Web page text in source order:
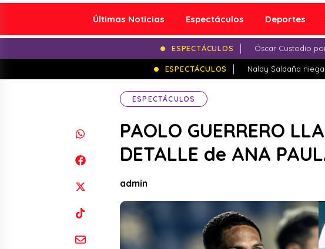
Últimas Noticias Espectáculos Deportes
ESPECTÁCULOS Óscar Custodio
ESPECTÁCULOS Naldy Saldaña
ESPECTÁCULOS
PAOLO GUERRERO
DETALLE de ANA
admin